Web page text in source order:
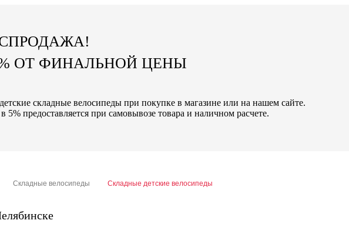
ОТ ФИНАЛЬНОЙ ЦЕНЫ
складные велосипеды при покупке в магазине или на нашем сайте.
5% предоставляется при самовывозе товара и наличном расчете.
Складные велосипеды Складные детские велосипеды